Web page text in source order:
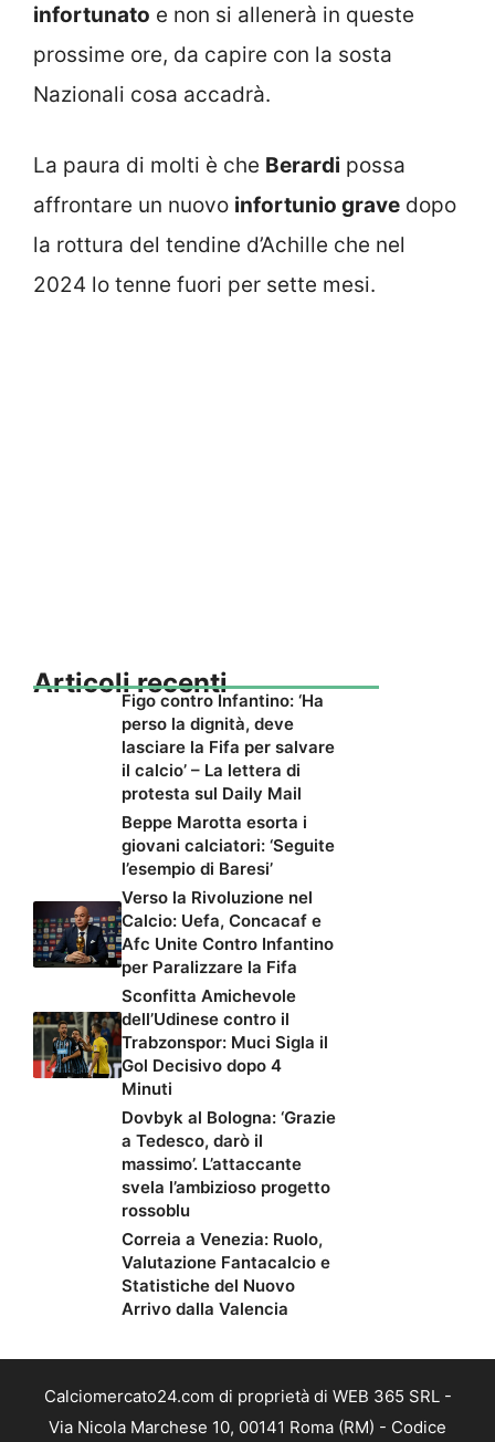
infortunato e non si allenerà in queste
prossime ore, da capire con la sosta
Nazionali cosa accadrà.
La paura di molti è che Berardi possa
affrontare un nuovo infortunio grave dopo
la rottura del tendine d’Achille che nel
2024 lo tenne fuori per sette mesi.
Articoli recenti
Figo contro Infantino: ‘Ha
perso la dignità, deve
lasciare la Fifa per salvare
il calcio’ – La lettera di
protesta sul Daily Mail
Beppe Marotta esorta i
giovani calciatori: ‘Seguite
l’esempio di Baresi’
Verso la Rivoluzione nel
Calcio: Uefa, Concacaf e
Afc Unite Contro Infantino
per Paralizzare la Fifa
Sconfitta Amichevole
dell’Udinese contro il
Trabzonspor: Muci Sigla il
Gol Decisivo dopo 4
Minuti
Dovbyk al Bologna: ‘Grazie
a Tedesco, darò il
massimo’. L’attaccante
svela l’ambizioso progetto
rossoblu
Correia a Venezia: Ruolo,
Valutazione Fantacalcio e
Statistiche del Nuovo
Arrivo dalla Valencia
Calciomercato24.com di proprietà di WEB 365 SRL -
Via Nicola Marchese 10, 00141 Roma (RM) - Codice